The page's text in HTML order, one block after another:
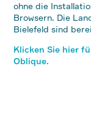
ohne die
Browsern. Die
Bielefeld sind
Klicken Sie hier
Oblique.